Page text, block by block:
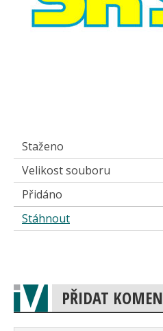
Staženo
Velikost souboru
Přidáno
Stáhnout
PŘIDAT